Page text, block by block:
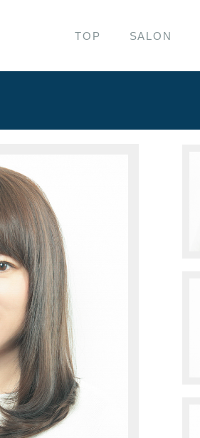
TOP SALON